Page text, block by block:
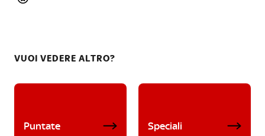
VUOI VEDERE ALTRO?
Puntate Speciali